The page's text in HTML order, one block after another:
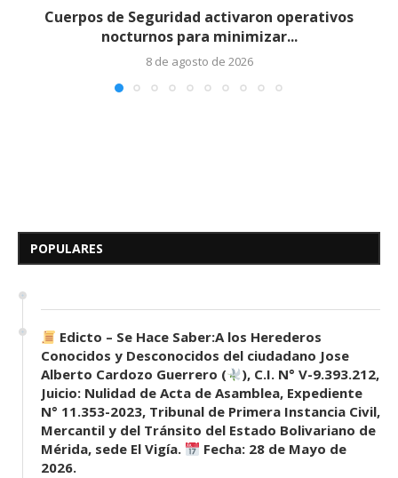
Cuerpos de Seguridad activaron operativos
nocturnos para minimizar...
8 de agosto de 2026
POPULARESDesconocidos del...
Edicto – Se Hace Saber:A los Herederos
Conocidos y Desconocidos del ciudadano Jose
Alberto Cardozo Guerrero (
), C.I. N° V-9.393.212,
Juicio: Nulidad de Acta de Asamblea, Expediente
N° 11.353-2023, Tribunal de Primera Instancia Civil,
Mercantil y del Tránsito del Estado Bolivariano de
Mérida, sede El Vigía.
Fecha: 28 de Mayo de
2026.